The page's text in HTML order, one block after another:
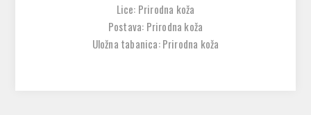
Lice: Prirodna koža
Postava: Prirodna koža
Uložna tabanica: Prirodna koža